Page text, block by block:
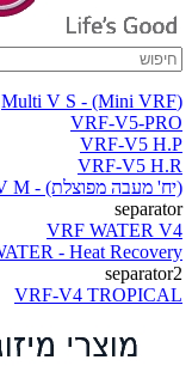
(Multi V S - (Mini VRF
VRF-V5-PRO
VRF-V5 H.P
VRF-V5 H.R
(יח' מעבה מפוצלת) - Multi V M
separator
VRF WATER V4
- Heat Recovery
separator2
VRF-V4 TROPICAL